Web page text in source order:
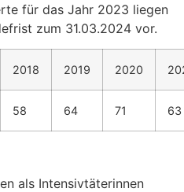
für das Jahr 2023 liegen
zum 31.03.2024 vor.
2018 2019 2020
58 64 71 63
als Intensivtäterinnen